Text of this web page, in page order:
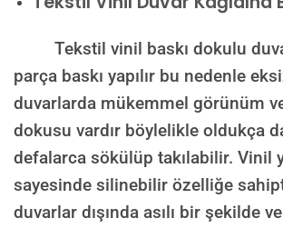
Tekstil vinil baskı dokulu
parça baskı yapılır bu nedenle
duvarlarda mükemmel görünüm
dokusu vardır böylelikle oldukça
defalarca sökülüp takılabilir. Vinil
sayesinde silinebilir özelliğe
duvarlar dışında asılı bir şekilde